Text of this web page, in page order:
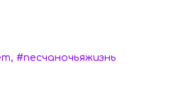
#песчаночьяжизнь